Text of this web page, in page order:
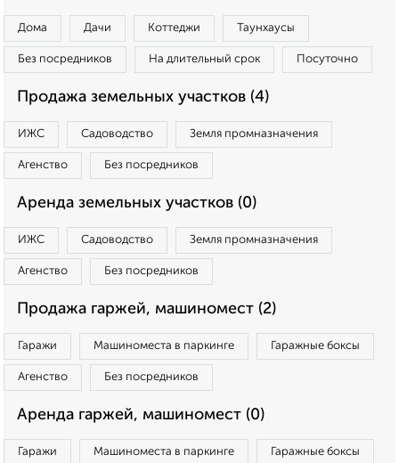
Дома Дачи Коттеджи Таунхаусы
Без посредников На длительный срок Посуточно
Продажа земельных участков (4)
ИЖС Садоводство Земля промназначения
Агенство Без посредников
Аренда земельных участков (0)
ИЖС Садоводство Земля промназначения
Агенство Без посредников
Продажа гаржей, машиномест (2)
Гаражи Машиноместа в паркинге Гаражные боксы
Агенство Без посредников
Аренда гаржей, машиномест (0)
Гаражи Машиноместа в паркинге Гаражные боксы